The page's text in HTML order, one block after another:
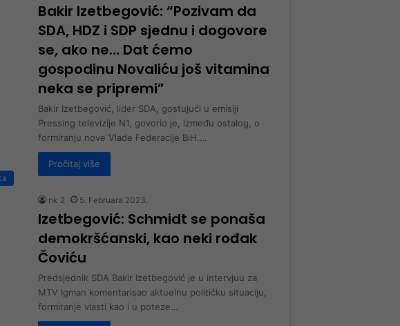
Bakir Izetbegović: “Pozivam da
SDA, HDZ i SDP sjednu i dogovore
se, ako ne… Dat ćemo
gospodinu Novaliću još vitamina
neka se pripremi”
Bakir Izetbegović, lider SDA, gostujući u emisiji
Pressing televizije N1, govorio je, između ostalog, o
formiranju nove Vlade Federacije BiH.…
Pročitaj više
nk 2 5. Februara 2023.
Izetbegović: Schmidt se ponaša
demokršćanski, kao neki rođak
Čoviću
Predsjednik SDA Bakir Izetbegović je u intervjuu za
MTV Igman komentarisao aktuelnu političku situaciju,
formiranje vlasti kao i u poteze…